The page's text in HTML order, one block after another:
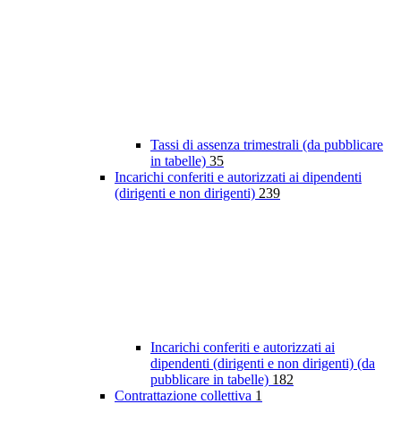
Tassi di assenza trimestrali (da pubblicare
in tabelle) 35
Incarichi conferiti e autorizzati ai dipendenti
(dirigenti e non dirigenti) 239
Incarichi conferiti e autorizzati ai
dipendenti (dirigenti e non dirigenti) (da
pubblicare in tabelle) 182
Contrattazione collettiva 1